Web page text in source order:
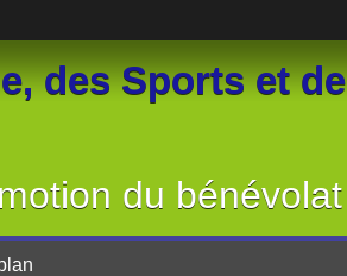
des Sports et de
du bénévolat